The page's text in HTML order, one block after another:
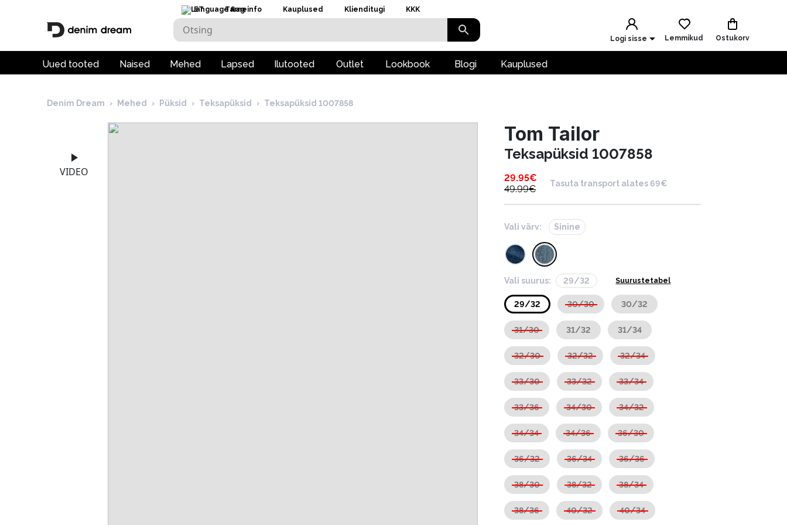
ET Tarneinfo Kauplused Klienditugi KKK
Logi sisse Lemmikud Ostukorv
Uued tooted Naised Mehed Lapsed Ilutooted Outlet Lookbook Blogi Kauplused
Denim Dream › Mehed › Püksid › Teksapüksid › Teksapüksid 1007858
VIDEO
Tom Tailor
Teksapüksid 1007858
29.95€
49.99€
Tasuta transport alates 69€
Vali värv: Sinine
Vali suurus: 29/32 Suurustetabel
29/32 30/30 30/32
31/30 31/32 31/34
32/30 32/32 32/34
33/30 33/32 33/34
33/36 34/30 34/32
34/34 34/36 36/30
36/32 36/34 36/36
38/30 38/32 38/34
38/36 40/32 40/34